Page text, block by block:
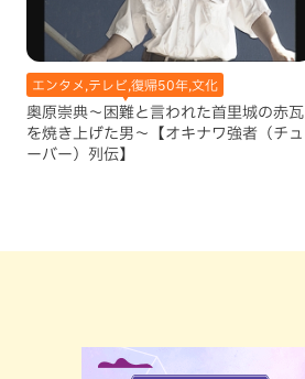
エンタメ,テレビ,復帰50年,文化
奥原崇典～困難と言われた首里城の赤瓦
を焼き上げた男～【オキナワ強者（チュ
ーバー）列伝】